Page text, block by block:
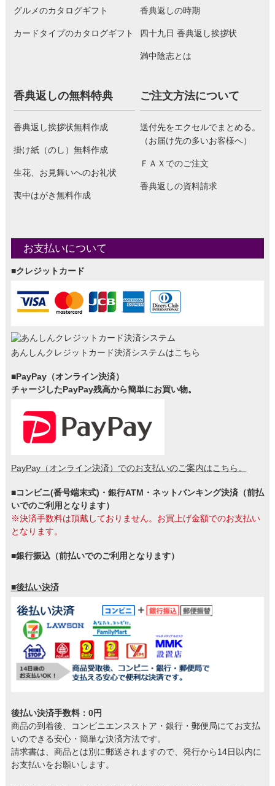
グルメのカタログギフト
カードタイプのカタログギフト
香典返しの時期
四十九日 香典返し挨拶状
満中陰志とは
香典返しの無料特典
香典返し挨拶状無料作成
掛け紙（のし）無料作成
生花、お見舞いへのお礼状
喪中はがき無料作成
ご注文方法について
送付先をエクセルでまとめる。
（お届け先の多いお客様へ）
ＦＡＸでのご注文
香典返しの資料請求
お支払いについて
■クレジットカード
あんしんクレジットカード決済システムはこちら
■PayPay（オンライン決済）
チャージしたPayPay残高から簡単にお買い物。
PayPay（オンライン決済）でのお支払いのご案内はこちら。
■コンビニ(番号端末式)・銀行ATM・ネットバンキング決済（前払
いでのご利用となります）
※決済手数料は頂戴しておりません。お買上げ金額でのお支払い
となります。
■銀行振込（前払いでのご利用となります）
■後払い決済
後払い決済手数料：0円
商品の到着後、コンビニエンスストア・銀行・郵便局にてお支払
いのできる安心・簡単な決済方法です。
請求書は、商品とは別に郵送されますので、発行から14日以内に
お支払いをお願いします。